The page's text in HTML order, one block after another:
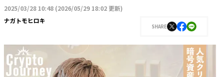
2025/03/28 10:48 (2026/05/29 18:02 更新)
ナガトモヒロキ
SHARE